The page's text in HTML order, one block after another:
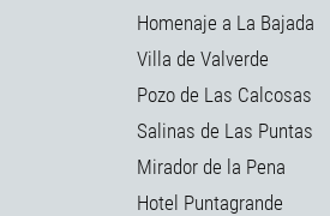
Homenaje a La Bajada
Villa de Valverde
Pozo de Las Calcosas
Salinas de Las Puntas
Mirador de la Pena
Hotel Puntagrande